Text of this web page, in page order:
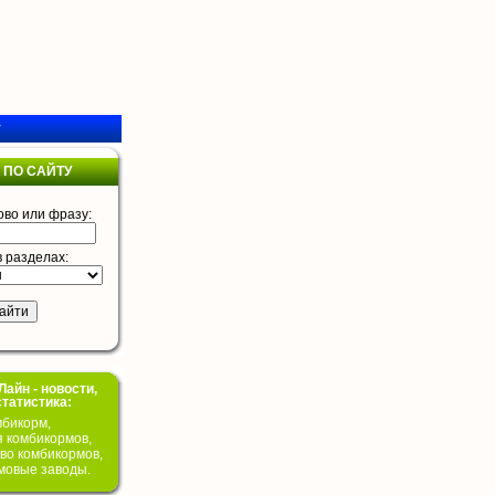
САЙТУ
или фразу:
разделах:
- новости,
комбикормов,
комбикормов,
заводы.